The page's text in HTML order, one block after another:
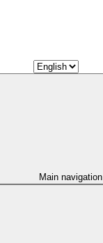
Main navigation